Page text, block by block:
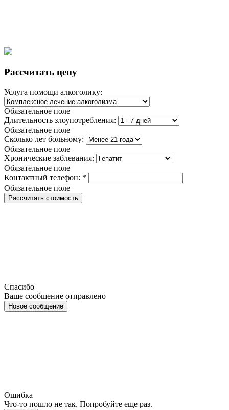
Рассчитать цену
Услуга помощи алкоголику:
Обязательное поле
Длительность злоупотребления:
Обязательное поле
Сколько лет больному:
Обязательное поле
Хронические заблевания:
Обязательное поле
Контактный телефон: *
Обязательное поле
Рассчитать стоимость
Спасибо
Ваше сообщение отправлено
Новое сообщение
Ошибка
Что-то пошло не так. Попробуйте еще раз.